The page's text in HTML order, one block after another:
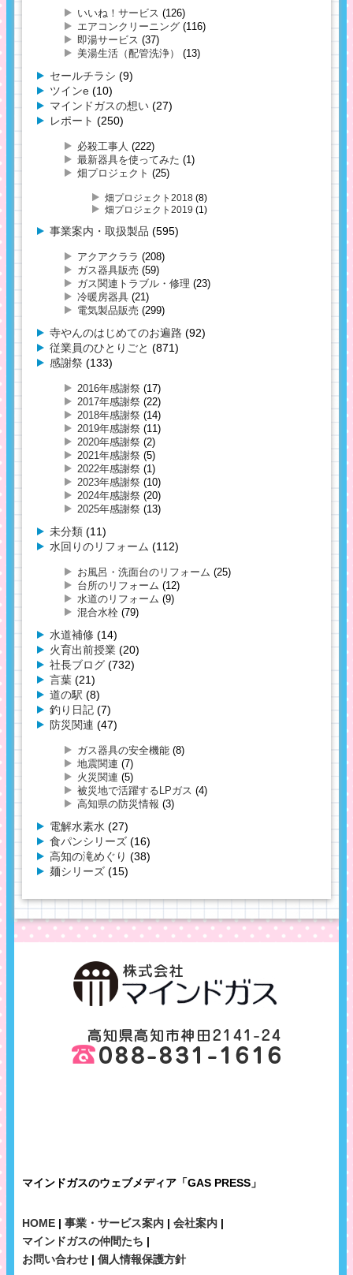
いいね！サービス (126)
エアコンクリーニング (116)
即湯サービス (37)
美湯生活（配管洗浄）
(13)
セールチラシ (9)
ツインe (10)
マインドガスの想い (27)
レポート (250)
必殺工事人 (222)
最新器具を使ってみた (1)
畑プロジェクト (25)
畑プロジェクト2018 (8)
畑プロジェクト2019 (1)
事業案内・取扱製品 (595)
アクアクララ (208)
ガス器具販売 (59)
ガス関連トラブル・修理 (23)
冷暖房器具 (21)
電気製品販売 (299)
寺やんのはじめてのお遍路 (92)
従業員のひとりごと (871)
感謝祭 (133)
2016年感謝祭 (17)
2017年感謝祭 (22)
2018年感謝祭 (14)
2019年感謝祭 (11)
2020年感謝祭 (2)
2021年感謝祭 (5)
2022年感謝祭 (1)
2023年感謝祭 (10)
2024年感謝祭 (20)
2025年感謝祭 (13)
未分類 (11)
水回りのリフォーム (112)
お風呂・洗面台のリフォーム (25)
台所のリフォーム (12)
水道のリフォーム (9)
混合水栓 (79)
水道補修 (14)
火育出前授業 (20)
社長ブログ (732)
言葉 (21)
道の駅 (8)
釣り日記 (7)
防災関連 (47)
ガス器具の安全機能 (8)
地震関連 (7)
火災関連 (5)
被災地で活躍するLPガス (4)
高知県の防災情報 (3)
電解水素水 (27)
食パンシリーズ (16)
高知の滝めぐり (38)
麺シリーズ (15)
マインドガスのウェブメディア「GAS PRESS」
HOME | 事業・サービス案内 | 会社案内 |
マインドガスの仲間たち |
お問い合わせ | 個人情報保護方針